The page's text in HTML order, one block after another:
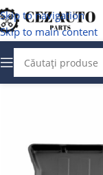
Skip to navigation
Skip to main content